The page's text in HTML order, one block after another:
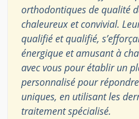
orthodontiques de qualité
chaleureux et convivial.
qualifié et qualifié,
énergique et amusant à
avec vous pour établir un
personnalisé pour
uniques, en utilisant les
traitement spécialisé.